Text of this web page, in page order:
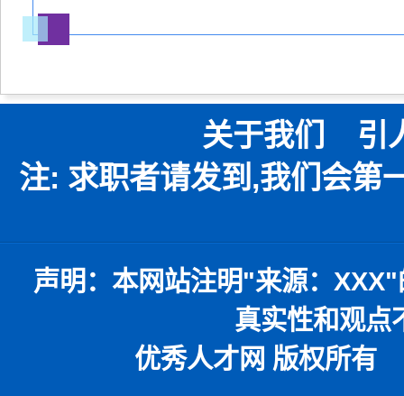
关于我们 引
注: 求职者请发到,我们会第
声明：本网站注明"来源： XXX"
真实性和观点
优秀人才网 版权所有 本网